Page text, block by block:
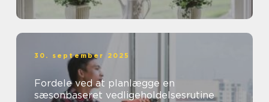
30. september 2025
Fordele ved at planlægge en
sæsonbaseret vedligeholdelsesrutine